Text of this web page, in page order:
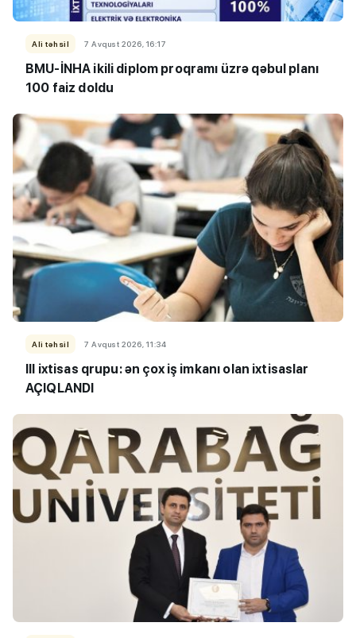
Ali təhsil 7 Avqust 2026, 16:17
BMU-İNHA ikili diplom proqramı üzrə qəbul planı
100 faiz doldu
Ali təhsil 7 Avqust 2026, 11:34
III ixtisas qrupu: ən çox iş imkanı olan ixtisaslar
AÇIQLANDI